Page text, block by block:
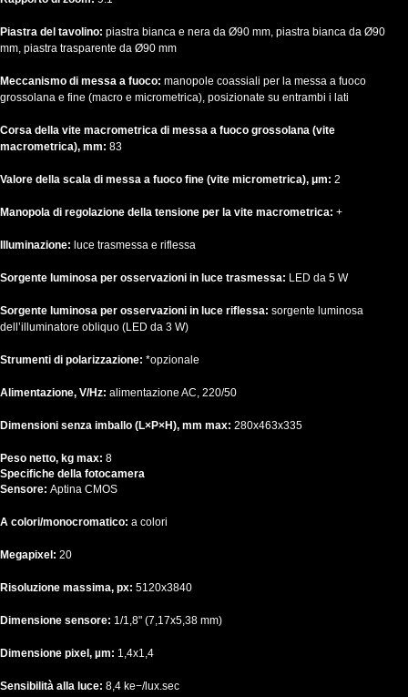
Piastra del tavolino: piastra bianca e nera da Ø90 mm, piastra bianca da Ø90
mm, piastra trasparente da Ø90 mm
Meccanismo di messa a fuoco: manopole coassiali per la messa a fuoco
grossolana e fine (macro e micrometrica), posizionate su entrambi i lati
Corsa della vite macrometrica di messa a fuoco grossolana (vite
macrometrica), mm: 83
Valore della scala di messa a fuoco fine (vite micrometrica), μm: 2
Manopola di regolazione della tensione per la vite macrometrica: +
Illuminazione: luce trasmessa e riflessa
Sorgente luminosa per osservazioni in luce trasmessa: LED da 5 W
Sorgente luminosa per osservazioni in luce riflessa: sorgente luminosa
dell’illuminatore obliquo (LED da 3 W)
Strumenti di polarizzazione: *opzionale
Alimentazione, V/Hz: alimentazione AC, 220/50
Dimensioni senza imballo (L×P×H), mm max: 280x463x335
Peso netto, kg max: 8
Specifiche della fotocamera
Sensore: Aptina CMOS
A colori/monocromatico: a colori
Megapixel: 20
Risoluzione massima, px: 5120x3840
Dimensione sensore: 1/1,8" (7,17x5,38 mm)
Dimensione pixel, µm: 1,4x1,4
Sensibilità alla luce: 8,4 ke−/lux.sec